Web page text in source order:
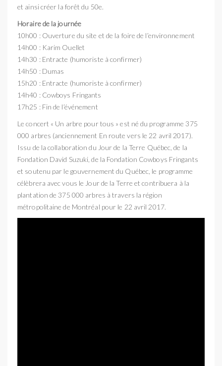
et ainsi créer la forêt du 50e.
Horaire de la journée
10h00 : Ouverture du site et de la foire de l’environnement
14h00 : Karim Ouellet
14h30 : Entracte (humoriste à confirmer)
14h50 : Dumas
15h20 : Entracte (humoriste à confirmer)
14h40 : Cowboys Fringants
17h25 : Fin de l’événement
Le concert « Un arbre pour tous » est né du programme 375
000 arbres (anciennement En route vers le 22 avril 2017).
Issu de la collaboration du Jour de la Terre Québec, de la
Fondation David Suzuki, de la Fondation Cowboys Fringants
et soutenu par le gouvernement du Québec, le programme
célèbrera avec vous le Jour de la Terre et contribuera à la
plantation de 375 000 arbres à travers la région
métropolitaine de Montréal pour le 22 avril 2017.